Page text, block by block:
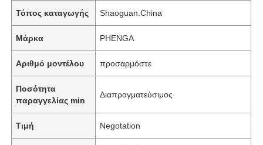
Τόπος καταγωγής Shaoguan.China
Μάρκα PHENGA
Αριθμό μοντέλου προσαρμόστε
Ποσότητα
παραγγελίας min
Διαπραγματεύσιμος
Τιμή Negotation